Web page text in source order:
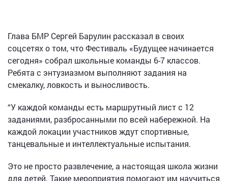
Глава БМР Сергей Барулин рассказал в своих
соцсетях о том, что Фестиваль «Будущее начинается
сегодня» собрал школьные команды 6-7 классов.
Ребята с энтузиазмом выполняют задания на
смекалку, ловкость и выносливость.
“У каждой команды есть маршрутный лист с 12
заданиями, разбросанными по всей набережной. На
каждой локации участников ждут спортивные,
танцевальные и интеллектуальные испытания.
Это не просто развлечение, а настоящая школа жизни
для детей. Такие мероприятия помогают им научиться